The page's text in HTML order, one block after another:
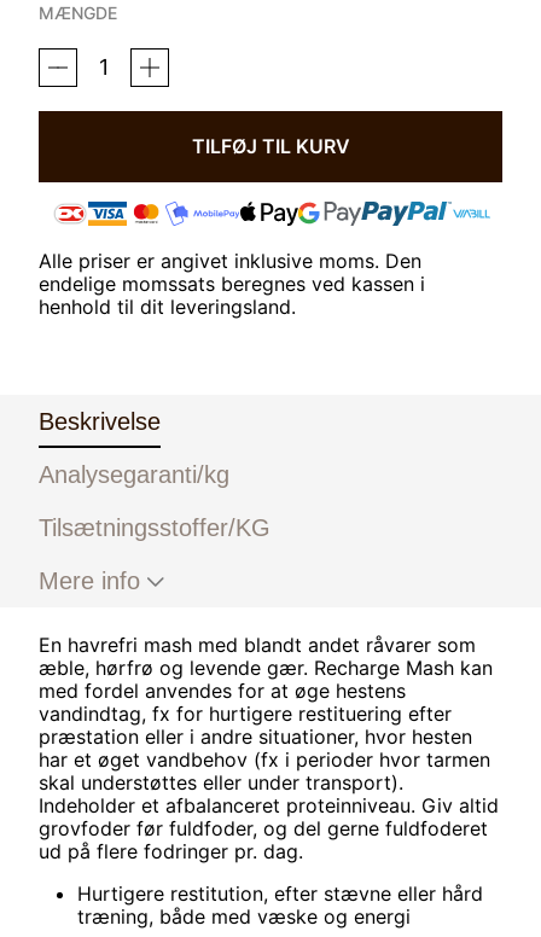
MÆNGDE
KRAFFT
RECHARGE
ANTAL
TILFØJ TIL KURV
Alle priser er angivet inklusive moms. Den
endelige momssats beregnes ved kassen i
henhold til dit leveringsland.
Beskrivelse
Analysegaranti/kg
Tilsætningsstoffer/KG
Mere info
En havrefri mash med blandt andet råvarer som
æble, hørfrø og levende gær. Recharge Mash kan
med fordel anvendes for at øge hestens
vandindtag, fx for hurtigere restituering efter
præstation eller i andre situationer, hvor hesten
har et øget vandbehov (fx i perioder hvor tarmen
skal understøttes eller under transport).
Indeholder et afbalanceret proteinniveau. Giv altid
grovfoder før fuldfoder, og del gerne fuldfoderet
ud på flere fodringer pr. dag.
Hurtigere restitution, efter stævne eller hård
træning, både med væske og energi